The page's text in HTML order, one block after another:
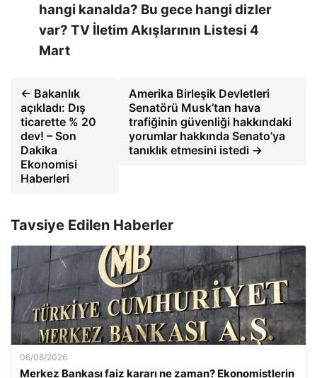
hangi kanalda? Bu gece hangi dizler
var? TV İletim Akışlarının Listesi 4
Mart
← Bakanlık
açıkladı: Dış
ticarette % 20
dev! – Son
Dakika
Ekonomisi
Haberleri
Amerika Birleşik Devletleri
Senatörü Musk’tan hava
trafiğinin güvenliği hakkındaki
yorumlar hakkında Senato’ya
tanıklık etmesini istedi →
Tavsiye Edilen Haberler
06/08/2026
Merkez Bankası faiz kararı ne zaman? Ekonomistlerin